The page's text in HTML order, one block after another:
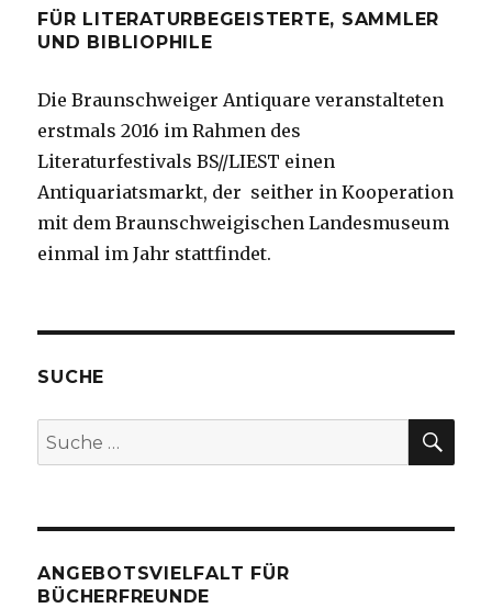
FÜR LITERATURBEGEISTERTE, SAMMLER
UND BIBLIOPHILE
Die Braunschweiger Antiquare veranstalteten
erstmals 2016 im Rahmen des
Literaturfestivals BS//LIEST einen
Antiquariatsmarkt, der seither in Kooperation
mit dem Braunschweigischen Landesmuseum
einmal im Jahr stattfindet.
SUCHE
Suche
nach:
ANGEBOTSVIELFALT FÜR
BÜCHERFREUNDE